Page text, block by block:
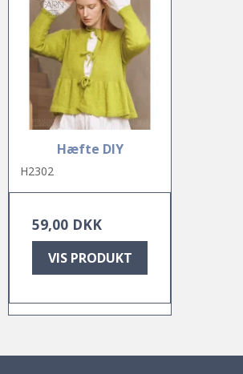
Hæfte DIY
H2302
59,00 DKK
VIS PRODUKT